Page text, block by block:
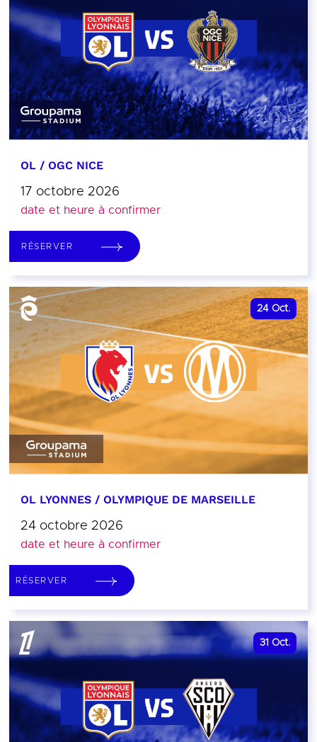
OL / OGC NICE
17 octobre 2026
date et heure à confirmer
RÉSERVER
24 Oct.
OL LYONNES / OLYMPIQUE DE MARSEILLE
24 octobre 2026
date et heure à confirmer
RÉSERVER
31 Oct.